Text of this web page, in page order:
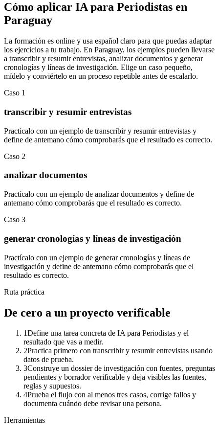
Cómo aplicar IA para Periodistas en
Paraguay
La formación es online y usa español claro para que puedas adaptar
los ejercicios a tu trabajo. En Paraguay, los ejemplos pueden llevarse
a transcribir y resumir entrevistas, analizar documentos y generar
cronologías y líneas de investigación. Elige un caso pequeño,
mídelo y conviértelo en un proceso repetible antes de escalarlo.
Caso 1
transcribir y resumir entrevistas
Practícalo con un ejemplo de transcribir y resumir entrevistas y
define de antemano cómo comprobarás que el resultado es correcto.
Caso 2
analizar documentos
Practícalo con un ejemplo de analizar documentos y define de
antemano cómo comprobarás que el resultado es correcto.
Caso 3
generar cronologías y líneas de investigación
Practícalo con un ejemplo de generar cronologías y líneas de
investigación y define de antemano cómo comprobarás que el
resultado es correcto.
Ruta práctica
De cero a un proyecto verificable
1Define una tarea concreta de IA para Periodistas y el
resultado que vas a medir.
2Practica primero con transcribir y resumir entrevistas usando
datos de prueba.
3Construye un dossier de investigación con fuentes, preguntas
pendientes y borrador verificable y deja visibles las fuentes,
reglas y supuestos.
4Prueba el flujo con al menos tres casos, corrige fallos y
documenta cuándo debe revisar una persona.
Herramientas